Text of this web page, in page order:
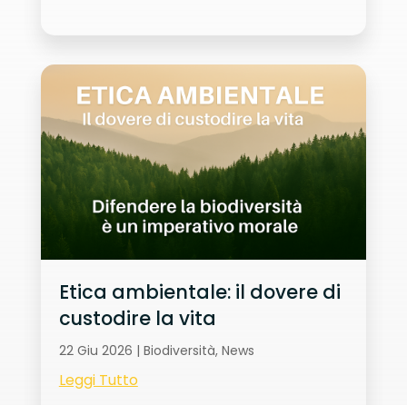
Etica ambientale: il dovere di
custodire la vita
22 Giu 2026 | Biodiversità, News
Leggi Tutto